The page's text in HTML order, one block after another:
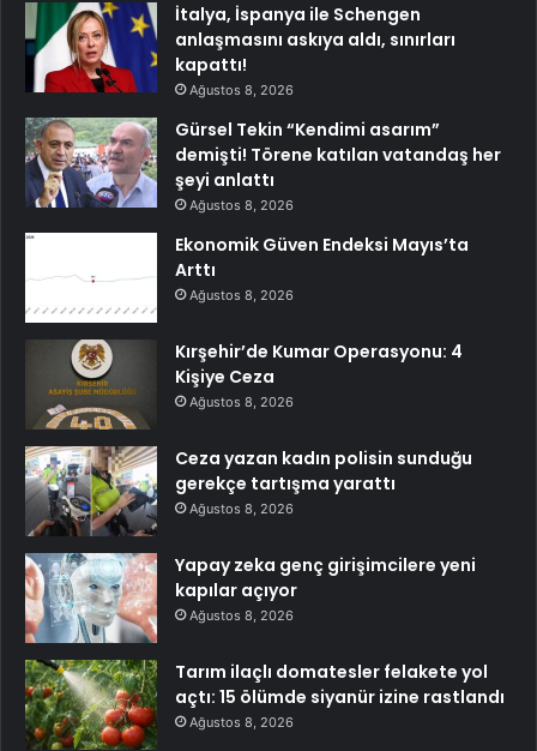
İtalya, İspanya ile Schengen
anlaşmasını askıya aldı, sınırları
kapattı!
Ağustos 8, 2026
Gürsel Tekin “Kendimi asarım”
demişti! Törene katılan vatandaş her
şeyi anlattı
Ağustos 8, 2026
Ekonomik Güven Endeksi Mayıs’ta
Arttı
Ağustos 8, 2026
Kırşehir’de Kumar Operasyonu: 4
Kişiye Ceza
Ağustos 8, 2026
Ceza yazan kadın polisin sunduğu
gerekçe tartışma yarattı
Ağustos 8, 2026
Yapay zeka genç girişimcilere yeni
kapılar açıyor
Ağustos 8, 2026
Tarım ilaçlı domatesler felakete yol
açtı: 15 ölümde siyanür izine rastlandı
Ağustos 8, 2026